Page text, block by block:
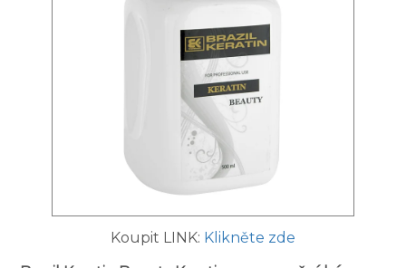
Koupit LINK: Klikněte zde